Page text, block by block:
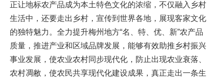
正让地标农产品成为本土特色文化的浓缩，不仅融入乡村
生活中，还要走出乡村，宣传到世界各地，展现客家文化
的独特魅力。全力提升梅州地方“名、特、优、新”农产品
质量，推进产业和区域品牌发展，能够有效助推乡村振兴
事业发展，使农业农村同步现代化，防止出现农业衰落、
农村凋敝，使农民共享现代化建设成果，真正走出一条生